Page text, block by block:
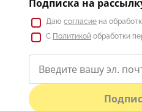
Подписка на
Даю согласие на
С Политикой обработки